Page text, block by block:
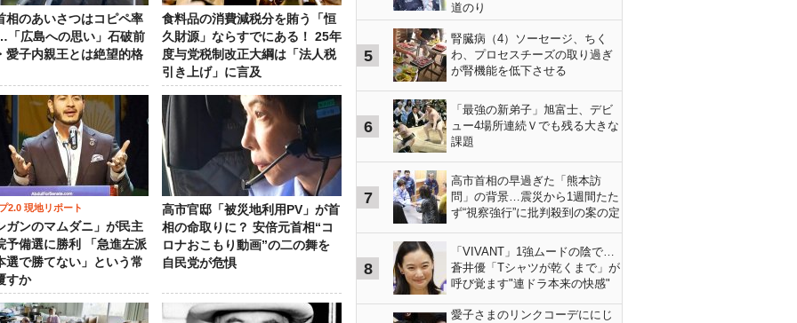
相のあいさつはコピペ率
「広島への思い」石破前
愛子内親王とは絶望的格
食料品の消費減税分を賄う「恒
久財源」ならすでにある！ 25年
度与党税制改正大綱は「法人税
引き上げ」に言及
2.0 現地リポート
ガンのマムダニ」が民主
予備選に勝利 「急進左派
選で勝てない」という常
すか
高市官邸「被災地利用PV」が首
相の命取りに？ 安倍元首相“コ
ロナおこもり動画”の二の舞を
自民党が危惧
道のり
5
腎臓病（4）ソーセージ、ちく
わ、プロセスチーズの取り過ぎ
が腎機能を低下させる
6
「最強の新弟子」旭富士、デビ
ュー4場所連続Ｖでも残る大きな
課題
7
高市首相の早過ぎた「熊本訪
問」の背景…震災から1週間たた
ず“視察強行”に批判殺到の案の定
8
「VIVANT」1強ムードの陰で…
蒼井優「Tシャツが乾くまで」が
呼び覚ます"連ドラ本来の快感"
愛子さまのリンクコーデににじ